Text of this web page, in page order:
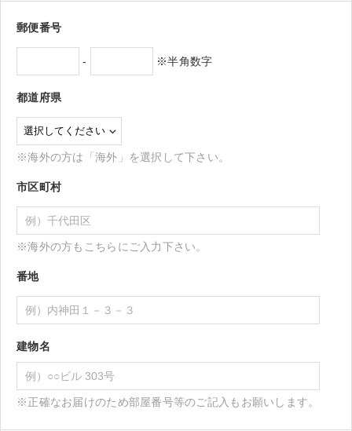
郵便番号
- ※半角数字
都道府県
※海外の方は「海外」を選択して下さい。
市区町村
※海外の方もこちらにご入力下さい。
番地
建物名
※正確なお届けのため部屋番号等のご記入もお願いします。